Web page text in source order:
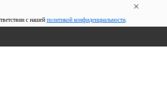
с нашей политикой конфиденциальности.